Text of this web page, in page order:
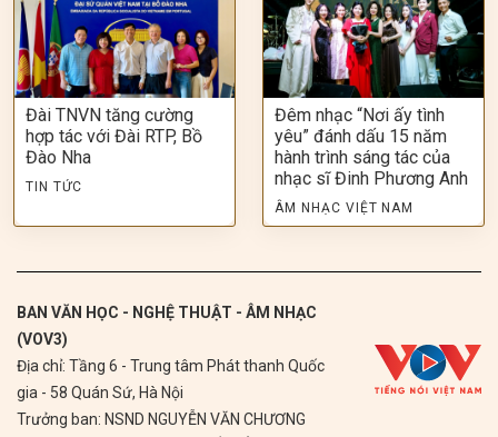
Đài TNVN tăng cường
hợp tác với Đài RTP, Bồ
Đào Nha
TIN TỨC
Đêm nhạc “Nơi ấy tình
yêu” đánh dấu 15 năm
hành trình sáng tác của
nhạc sĩ Đinh Phương Anh
ÂM NHẠC VIỆT NAM
BAN VĂN HỌC - NGHỆ THUẬT - ÂM NHẠC
(VOV3)
Địa chỉ: Tầng 6 - Trung tâm Phát thanh Quốc
gia - 58 Quán Sứ, Hà Nội
Trưởng ban: NSND NGUYỄN VĂN CHƯƠNG